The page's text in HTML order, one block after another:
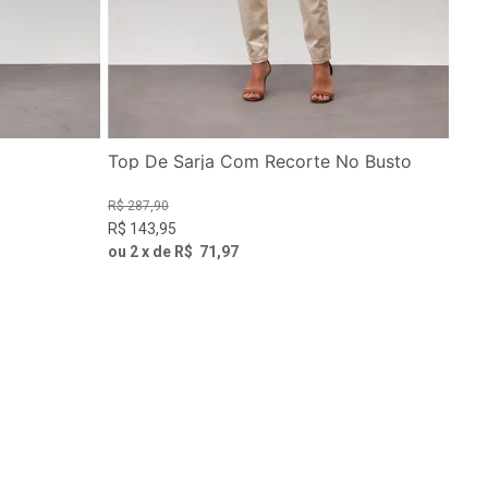
Top De Sarja Com Recorte No Busto
R$ 287,90
R$ 143,95
ou 2x de R$ 71 ,97